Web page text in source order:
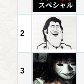
2
3